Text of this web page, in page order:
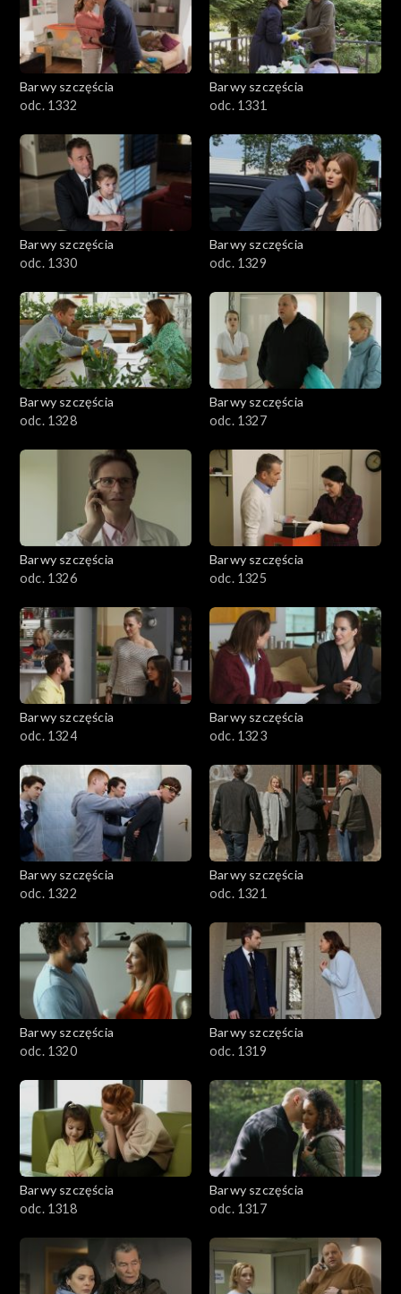
Barwy szczęścia
odc. 1332
Barwy szczęścia
odc. 1331
Barwy szczęścia
odc. 1330
Barwy szczęścia
odc. 1329
Barwy szczęścia
odc. 1328
Barwy szczęścia
odc. 1327
Barwy szczęścia
odc. 1326
Barwy szczęścia
odc. 1325
Barwy szczęścia
odc. 1324
Barwy szczęścia
odc. 1323
Barwy szczęścia
odc. 1322
Barwy szczęścia
odc. 1321
Barwy szczęścia
odc. 1320
Barwy szczęścia
odc. 1319
Barwy szczęścia
odc. 1318
Barwy szczęścia
odc. 1317